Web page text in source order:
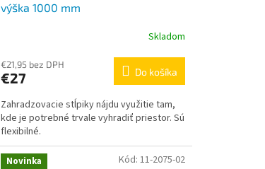
výška 1000 mm
produktu
je
z
5
hviezdičiek.
Skladom
€21,95 bez DPH
€27 Do košíka
Zahradzovacie stĺpiky nájdu využitie tam,
kde je potrebné trvale vyhradiť priestor. Sú
flexibilné.
Novinka Kód: 11-2075-02